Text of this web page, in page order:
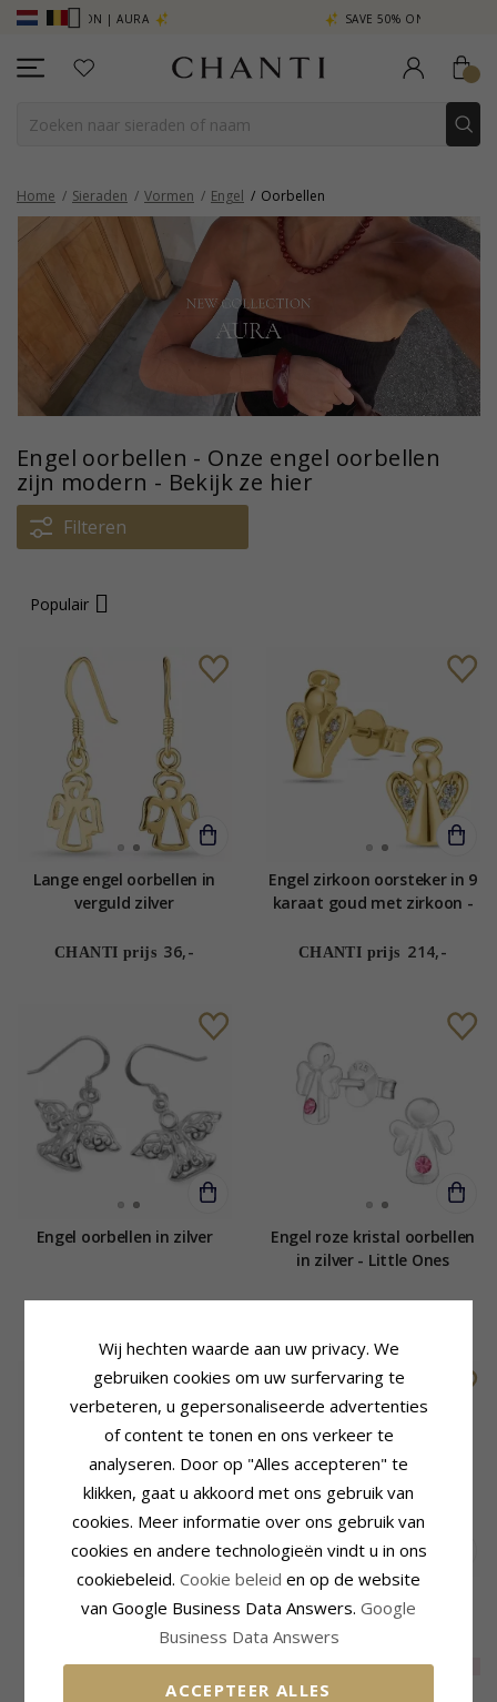
| AURA SAVE 50% ON ELINÉ
Home Sieraden Vormen Engel Oorbellen
Engel oorbellen - Onze engel oorbellen
zijn modern - Bekijk ze hier
Filteren
Populair
Lange engel oorbellen in
verguld zilver
CHANTI prijs 36,-
Engel zirkoon oorsteker in 9
karaat goud met zirkoon -
CHANTI prijs 214,-
Engel oorbellen in zilver
Engel roze kristal oorbellen
in zilver - Little Ones
Little Ones
CHANTI prijs 21,-
SALE
Lange vleugel zilver
oorbellen in zilver
CHANTI prijs
EXTRA 40% 42,-
Wij hechten waarde aan uw privacy. We
gebruiken cookies om uw surfervaring te
verbeteren, u gepersonaliseerde advertenties
of content te tonen en ons verkeer te
analyseren. Door op "Alles accepteren" te
klikken, gaat u akkoord met ons gebruik van
cookies. Meer informatie over ons gebruik van
cookies en andere technologieën vindt u in ons
cookiebeleid. Cookie beleid en op de website
van Google Business Data Answers. Google
Business Data Answers
ACCEPTEER ALLES